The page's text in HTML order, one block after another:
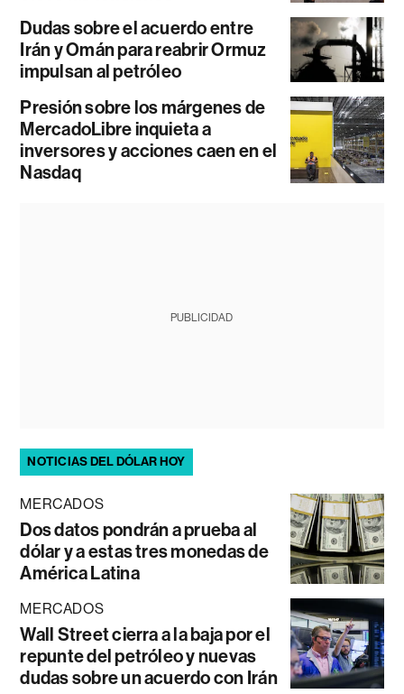
Dudas sobre el acuerdo entre
Irán y Omán para reabrir Ormuz
impulsan al petróleo
Presión sobre los márgenes de
MercadoLibre inquieta a
inversores y acciones caen en el
Nasdaq
PUBLICIDAD
NOTICIAS DEL DÓLAR HOY
MERCADOS
Dos datos pondrán a prueba al
dólar y a estas tres monedas de
América Latina
MERCADOS
Wall Street cierra a la baja por el
repunte del petróleo y nuevas
dudas sobre un acuerdo con Irán